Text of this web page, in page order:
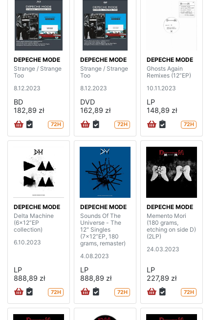
DEPECHE MODE
Strange / Strange
Too
8.12.2023
BD
182,89 zł
72H
DEPECHE MODE
Strange / Strange
Too
8.12.2023
DVD
162,89 zł
72H
DEPECHE MODE
Ghosts Again
Remixes (12”EP)
10.11.2023
LP
148,89 zł
72H
DEPECHE MODE
Delta Machine
(6x12”EP
collection)
6.10.2023
LP
888,89 zł
72H
DEPECHE MODE
Sounds Of The
Universe - The
12" Singles
(7x12”EP, 180
grams, remaster)
4.08.2023
LP
888,89 zł
72H
DEPECHE MODE
Memento Mori
(180 grams,
etching on side D)
(2LP)
24.03.2023
LP
227,89 zł
72H